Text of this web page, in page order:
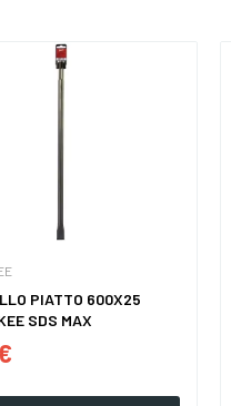
PIATTO 600X25
SDS MAX